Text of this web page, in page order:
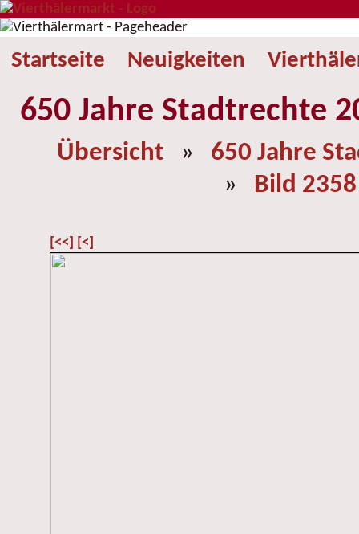
Startseite Neuigkeiten
650 Jahre Stadtrechte
Übersicht » 650 Jahre
» Bild 2358
[<<] [<]